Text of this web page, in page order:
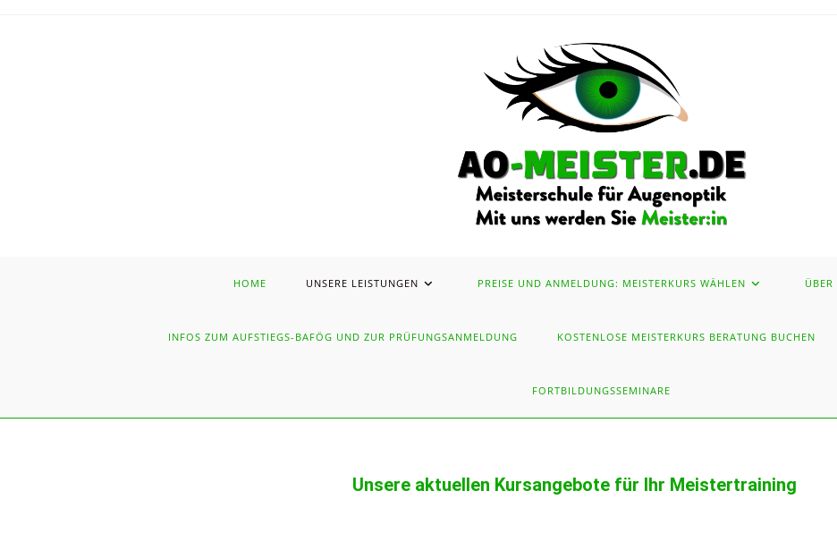
HOME UNSERE LEISTUNGEN PREISE UND ANMELDUNG: MEISTERKURS WÄHLEN ÜBER
INFOS ZUM AUFSTIEGS-BAFÖG UND ZUR PRÜFUNGSANMELDUNG KOSTENLOSE MEISTERKURS BERATUNG BUCHEN
FORTBILDUNGSSEMINARE
Unsere aktuellen Kursangebote für Ihr Meistertraining